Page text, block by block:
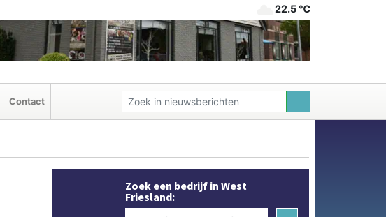
22.5 ℃
Contact
Zoek een bedrijf in West
Friesland: